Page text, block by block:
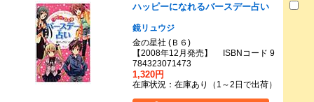
ハッピーになれるバースデー占い
鏡リュウジ
金の星社 (Ｂ６)
【2008年12月発売】 ISBNコード 9
784323071473
1,320円
在庫状況：在庫あり（1～2日で出荷）